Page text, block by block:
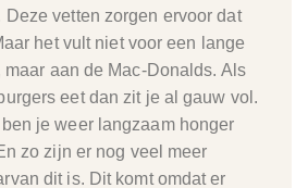
Deze vetten zorgen ervoor dat
het vult niet voor een lange
aan de Mac-Donalds. Als
eet dan zit je al gauw vol.
je weer langzaam honger
zo zijn er nog veel meer
dit is. Dit komt omdat er